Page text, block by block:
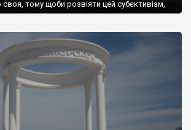
тому щоби розвіяти цей субєктивізм,
це